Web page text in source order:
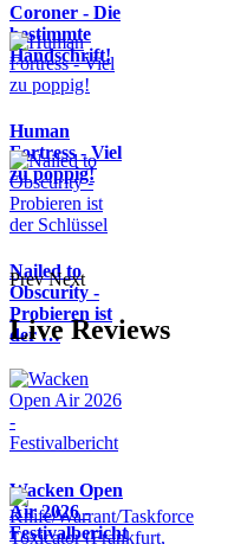
Coroner - Die
bestimmte
Handschrift!
Human
Fortress - Viel
zu poppig!
Nailed to
Obscurity -
Probieren ist
der …
Prev Next
Live Reviews
Wacken Open
Air 2026 -
Festivalbericht